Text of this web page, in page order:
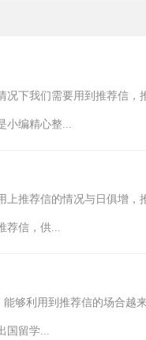
下我们需要用到推荐信，
小编精心整...
上推荐信的情况与日俱增
荐信，供...
够利用到推荐信的场合越
国留学...